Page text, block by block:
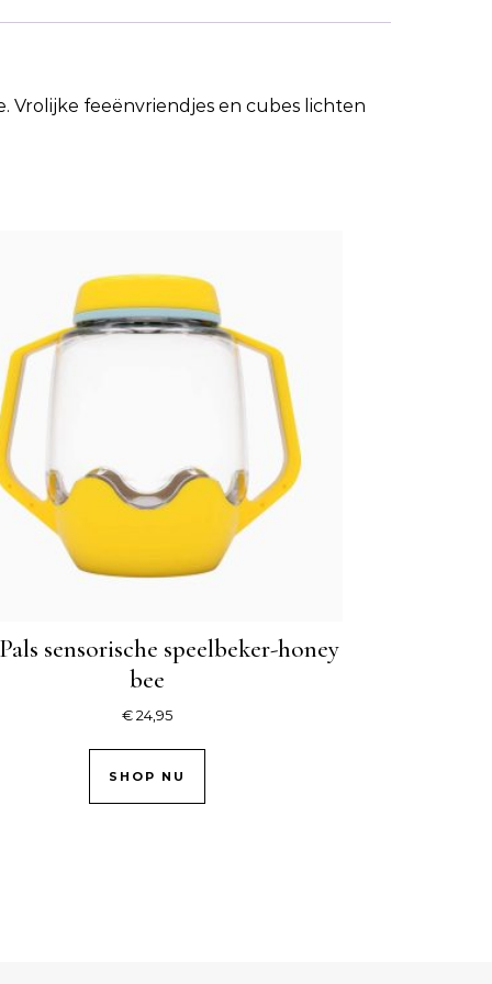
Vrolijke feeënvriendjes en cubes lichten
sensorische speelbeker-honey
bee
€24,95
SHOP NU